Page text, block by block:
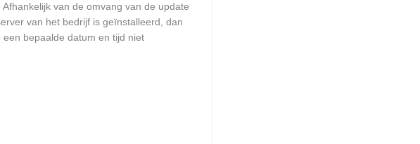
. Afhankelijk van de omvang van de update
van het bedrijf is geïnstalleerd, dan
bepaalde datum en tijd niet